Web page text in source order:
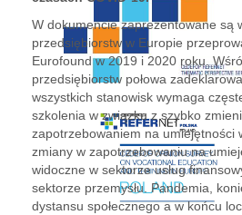
W dokumencie zaprezentowane są
przedsiębiorstw w Europie
Eurofound w 2019 i 2020 roku.
przedsiębiorstw połowa
wszystkich stanowisk wymaga
szkolenia w związku z szybko
zapotrzebowaniem na umiejętności
zmiany w zapotrzebowaniu na
widoczne w sektorze usług
sektorze przemysłu. Pandemia,
dystansu społecznego a w końcu